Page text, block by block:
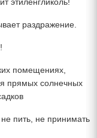
этиленгликоль!
раздражение.
помещениях,
прямых солнечных
пить, не принимать